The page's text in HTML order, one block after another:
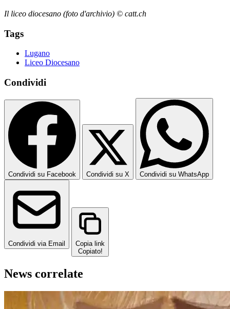
Il liceo diocesano (foto d'archivio) © catt.ch
Tags
Lugano
Liceo Diocesano
Condividi
Condividi su Facebook Condividi su X Condividi su WhatsApp
Condividi via Email
Copia link
Copiato!
News correlate